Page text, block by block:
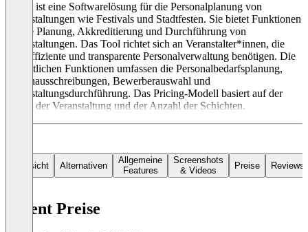
urvent ist eine Softwarelösung für die Personalplanung von
Veranstaltungen wie Festivals und Stadtfesten. Sie bietet Funktionen
für die Planung, Akkreditierung und Durchführung von
Veranstaltungen. Das Tool richtet sich an Veranstalter*innen, die
eine effiziente und transparente Personalverwaltung benötigen. Die
wesentlichen Funktionen umfassen die Personalbedarfsplanung,
Stellenausschreibungen, Bewerberauswahl und
Veranstaltungsdurchführung. Das Pricing-Modell basiert auf der
Größe der Veranstaltung und der Anzahl der Schichten.
Übersicht Alternativen
Allgemeine
Features
Screenshots
& Videos
Preise Reviews
urvent Preise